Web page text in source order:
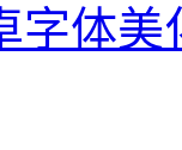
字体美